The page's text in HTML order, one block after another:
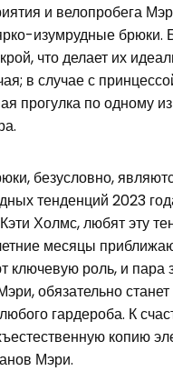
и велопробега
изумрудные брюки.
что делает их
в случае с
прогулка по одному
безусловно,
тенденций 2023
Холмс, любят эту
месяцы
ключевую роль, и пара
обязательно
гардероба. К
копию
Мэри.